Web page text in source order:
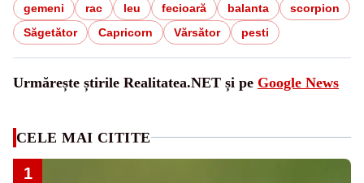
gemeni
rac leu fecioară balanta
scorpion
Săgetător
Capricorn Vărsător pesti
Urmărește știrile Realitatea.NET și pe Google News
CELE MAI CITITE
1